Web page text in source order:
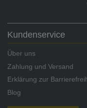
Kundenservice
Über uns
Zahlung und Versand
Erklärung zur
Blog